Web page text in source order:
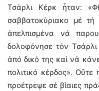
Τσάρλι Κέρκ ἦταν:
σαββατοκύριακο μέ
ἀπελπισμένα νά
δολοφόνησε τόν
ἀπό δικό της καί νά
πολιτικό κέρδος».
προέτρεψε σέ βίαιες